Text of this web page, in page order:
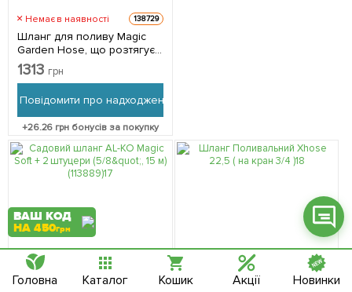
Немає в наявності 138729
Шланг для поливу Magic
Garden Hose, що розтягує,
червоний 10-35 м з
пістолетом
1313 грн
Повідомити про надходження
+26.26 грн бонусів за покупку
Онлайн чат
ВАШ КОД
НА 450грн
Головна Каталог Кошик Акції Новинки